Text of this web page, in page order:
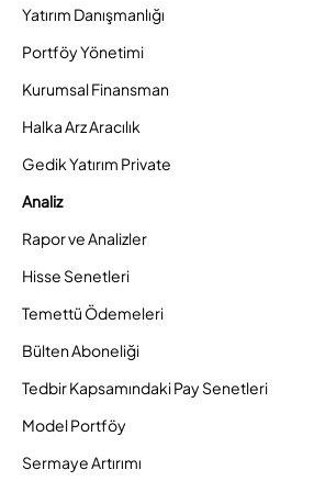
Yatırım Danışmanlığı
Portföy Yönetimi
Kurumsal Finansman
Halka Arz Aracılık
Gedik Yatırım Private
Analiz
Rapor ve Analizler
Hisse Senetleri
Temettü Ödemeleri
Bülten Aboneliği
Tedbir Kapsamındaki Pay Senetleri
Model Portföy
Sermaye Artırımı